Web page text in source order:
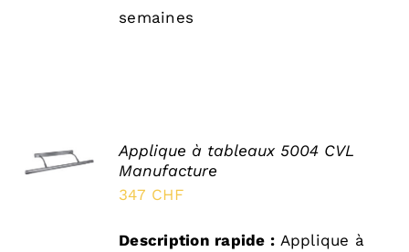
semaines
OPTIONS
Applique à tableaux 5004 CVL
Manufacture
347 CHF
Description rapide : Applique à